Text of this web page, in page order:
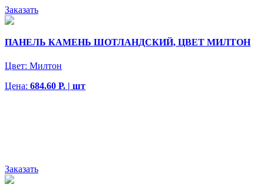
Заказать
ПАНЕЛЬ КАМЕНЬ ШОТЛАНДСКИЙ, ЦВЕТ МИЛТОН
Цвет: Милтон
Цена: 684.60 Р. | шт
Заказать